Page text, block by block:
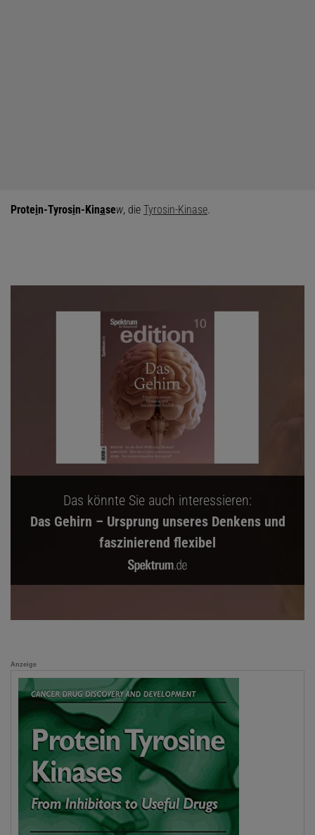
Protein-Tyrosin-Kinasew, die Tyrosin-Kinase.
Das könnte Sie auch interessieren:
Das Gehirn – Ursprung unseres Denkens und
faszinierend flexibel
Anzeige